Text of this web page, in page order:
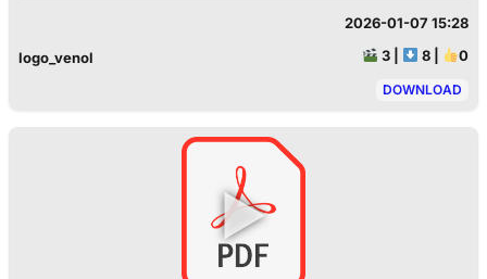
logo_venol
2026-01-07 15:28
3
8 0
DOWNLOAD
►